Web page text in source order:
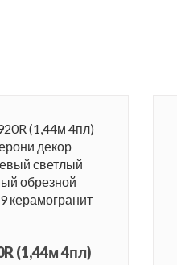
(1,44м 4пл)